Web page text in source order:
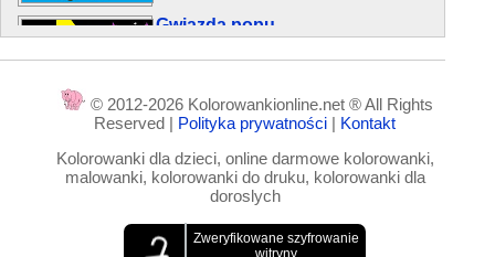
Gwiazda popu
Kolorowane: 2,978x
© 2012-2026 Kolorowankionline.net ® All Rights
Reserved | Polityka prywatności | Kontakt
Kolorowanki dla dzieci, online darmowe kolorowanki,
malowanki, kolorowanki do druku, kolorowanki dla
doroslych